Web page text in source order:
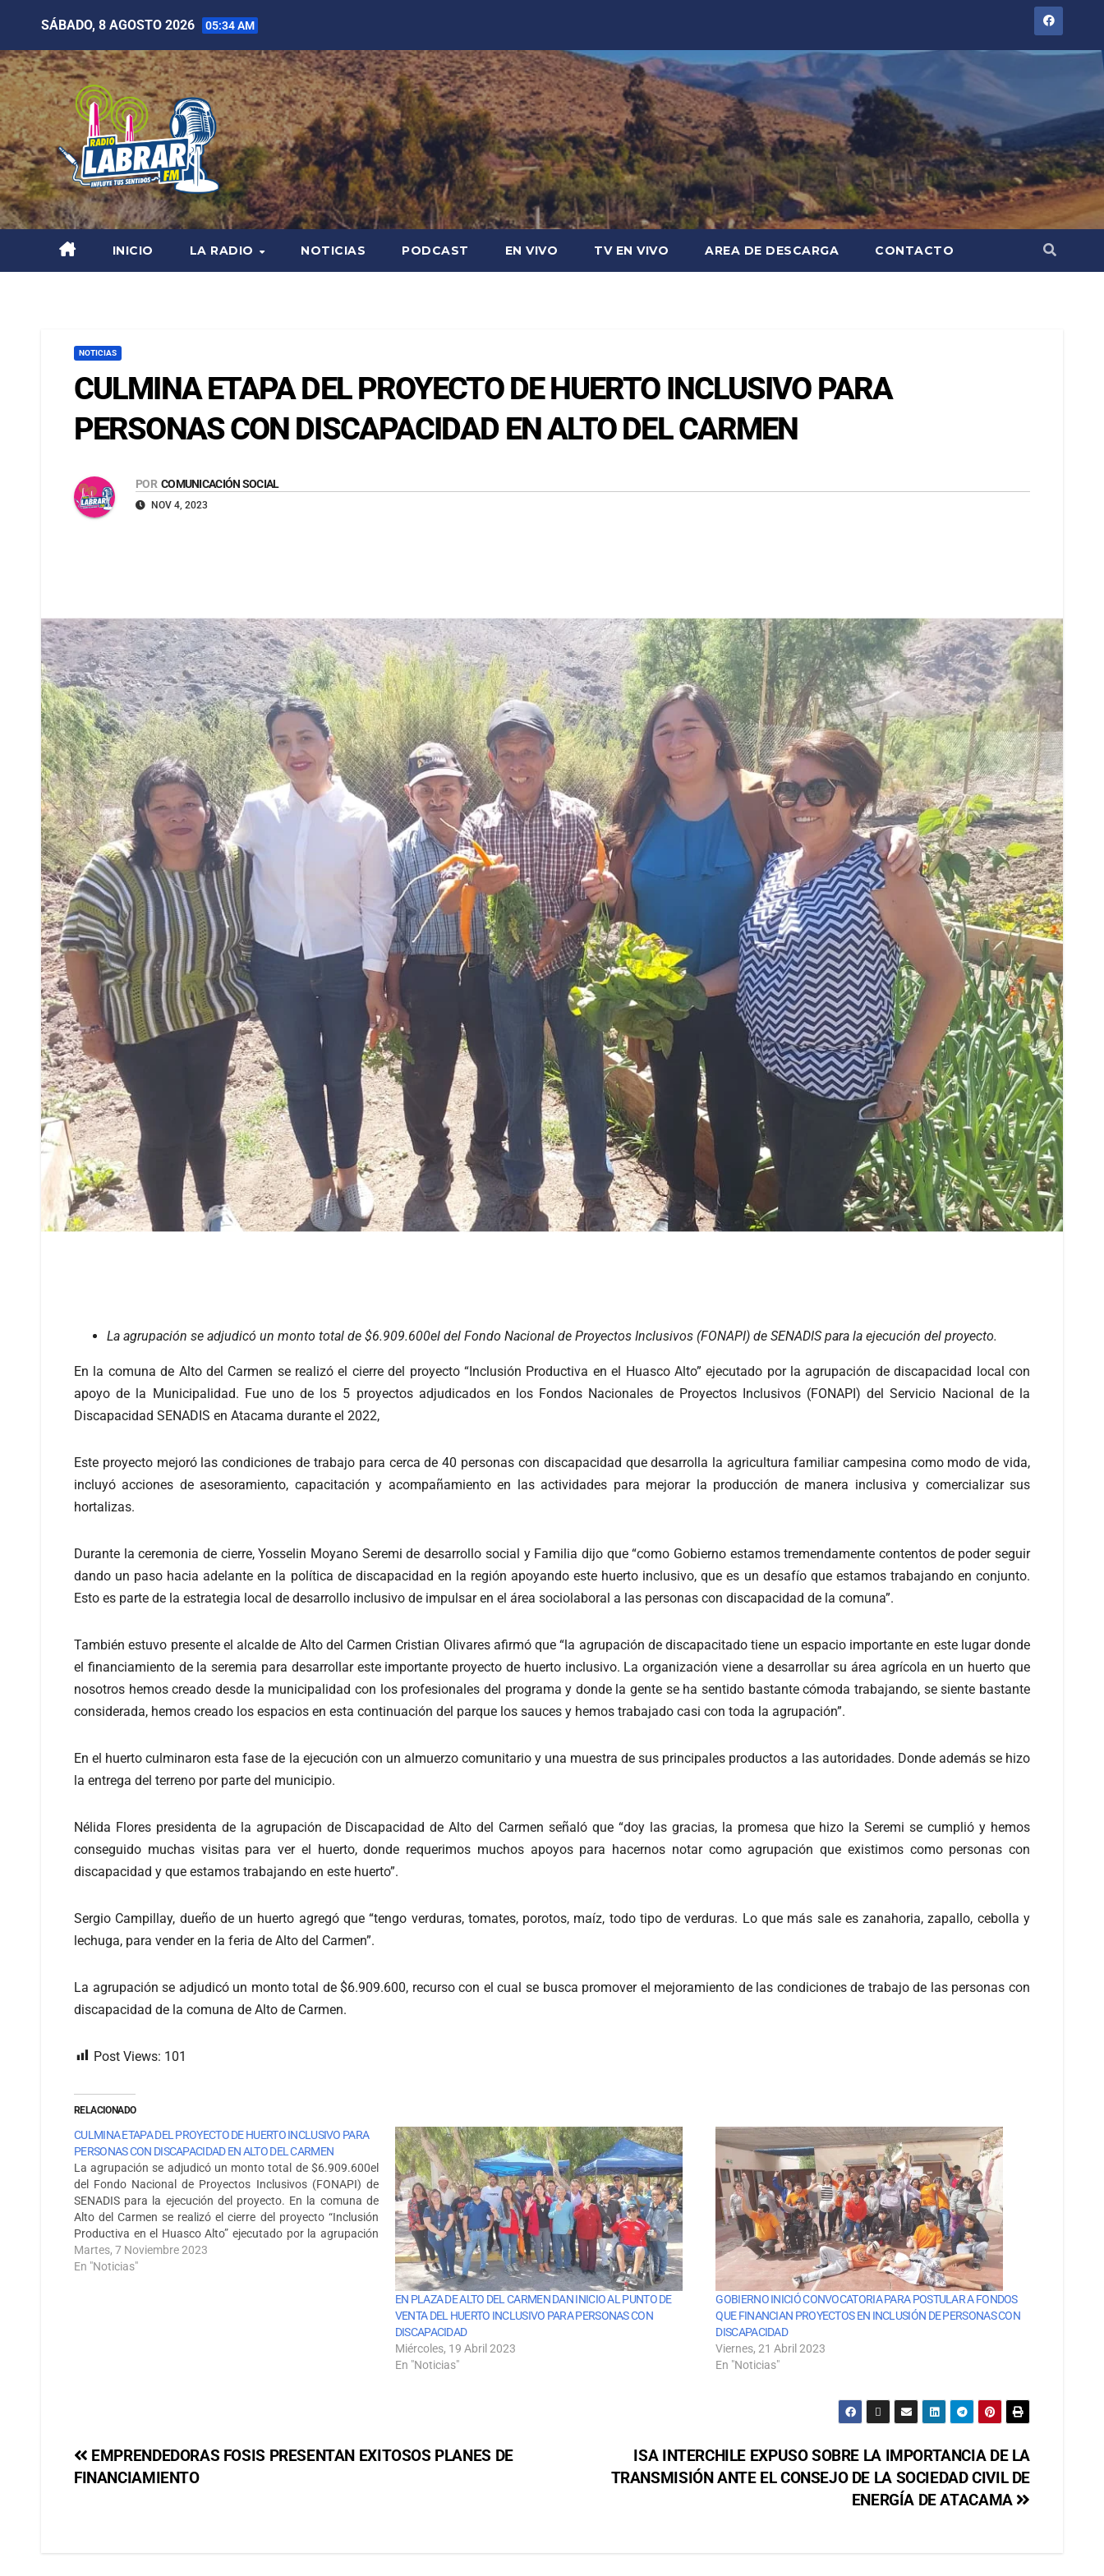
SÁBADO, 8 AGOSTO 2026 05:34 AM
INICIO LA RADIO NOTICIAS PODCAST EN VIVO TV EN VIVO AREA DE DESCARGA CONTACTO
NOTICIAS
CULMINA ETAPA DEL PROYECTO DE HUERTO INCLUSIVO PARA
PERSONAS CON DISCAPACIDAD EN ALTO DEL CARMEN
POR COMUNICACIÓN SOCIAL
NOV 4, 2023
La agrupación se adjudicó un monto total de $6.909.600el del Fondo Nacional de Proyectos Inclusivos (FONAPI) de SENADIS para la ejecución del proyecto.
En la comuna de Alto del Carmen se realizó el cierre del proyecto “Inclusión Productiva en el Huasco Alto” ejecutado por la agrupación de discapacidad local con
apoyo de la Municipalidad. Fue uno de los 5 proyectos adjudicados en los Fondos Nacionales de Proyectos Inclusivos (FONAPI) del Servicio Nacional de la
Discapacidad SENADIS en Atacama durante el 2022,
Este proyecto mejoró las condiciones de trabajo para cerca de 40 personas con discapacidad que desarrolla la agricultura familiar campesina como modo de vida,
incluyó acciones de asesoramiento, capacitación y acompañamiento en las actividades para mejorar la producción de manera inclusiva y comercializar sus
hortalizas.
Durante la ceremonia de cierre, Yosselin Moyano Seremi de desarrollo social y Familia dijo que “como Gobierno estamos tremendamente contentos de poder seguir
dando un paso hacia adelante en la política de discapacidad en la región apoyando este huerto inclusivo, que es un desafío que estamos trabajando en conjunto.
Esto es parte de la estrategia local de desarrollo inclusivo de impulsar en el área sociolaboral a las personas con discapacidad de la comuna”.
También estuvo presente el alcalde de Alto del Carmen Cristian Olivares afirmó que “la agrupación de discapacitado tiene un espacio importante en este lugar donde
el financiamiento de la seremia para desarrollar este importante proyecto de huerto inclusivo. La organización viene a desarrollar su área agrícola en un huerto que
nosotros hemos creado desde la municipalidad con los profesionales del programa y donde la gente se ha sentido bastante cómoda trabajando, se siente bastante
considerada, hemos creado los espacios en esta continuación del parque los sauces y hemos trabajado casi con toda la agrupación”.
En el huerto culminaron esta fase de la ejecución con un almuerzo comunitario y una muestra de sus principales productos a las autoridades. Donde además se hizo
la entrega del terreno por parte del municipio.
Nélida Flores presidenta de la agrupación de Discapacidad de Alto del Carmen señaló que “doy las gracias, la promesa que hizo la Seremi se cumplió y hemos
conseguido muchas visitas para ver el huerto, donde requerimos muchos apoyos para hacernos notar como agrupación que existimos como personas con
discapacidad y que estamos trabajando en este huerto”.
Sergio Campillay, dueño de un huerto agregó que “tengo verduras, tomates, porotos, maíz, todo tipo de verduras. Lo que más sale es zanahoria, zapallo, cebolla y
lechuga, para vender en la feria de Alto del Carmen”.
La agrupación se adjudicó un monto total de $6.909.600, recurso con el cual se busca promover el mejoramiento de las condiciones de trabajo de las personas con
discapacidad de la comuna de Alto de Carmen.
Post Views: 101
RELACIONADO
CULMINA ETAPA DEL PROYECTO DE HUERTO INCLUSIVO PARA
PERSONAS CON DISCAPACIDAD EN ALTO DEL CARMEN
La agrupación se adjudicó un monto total de $6.909.600el
del Fondo Nacional de Proyectos Inclusivos (FONAPI) de
SENADIS para la ejecución del proyecto. En la comuna de
Alto del Carmen se realizó el cierre del proyecto “Inclusión
Productiva en el Huasco Alto” ejecutado por la agrupación
de discapacidad local con…
Martes, 7 Noviembre 2023
En "Noticias"
EN PLAZA DE ALTO DEL CARMEN DAN INICIO AL PUNTO DE
VENTA DEL HUERTO INCLUSIVO PARA PERSONAS CON
DISCAPACIDAD
Miércoles, 19 Abril 2023
En "Noticias"
GOBIERNO INICIÓ CONVOCATORIA PARA POSTULAR A FONDOS
QUE FINANCIAN PROYECTOS EN INCLUSIÓN DE PERSONAS CON
DISCAPACIDAD
Viernes, 21 Abril 2023
En "Noticias"
ISA INTERCHILE EXPUSO SOBRE LA IMPORTANCIA DE LA
TRANSMISIÓN ANTE EL CONSEJO DE LA SOCIEDAD CIVIL DE
ENERGÍA DE ATACAMA
EMPRENDEDORAS FOSIS PRESENTAN EXITOSOS PLANES DE
FINANCIAMIENTO